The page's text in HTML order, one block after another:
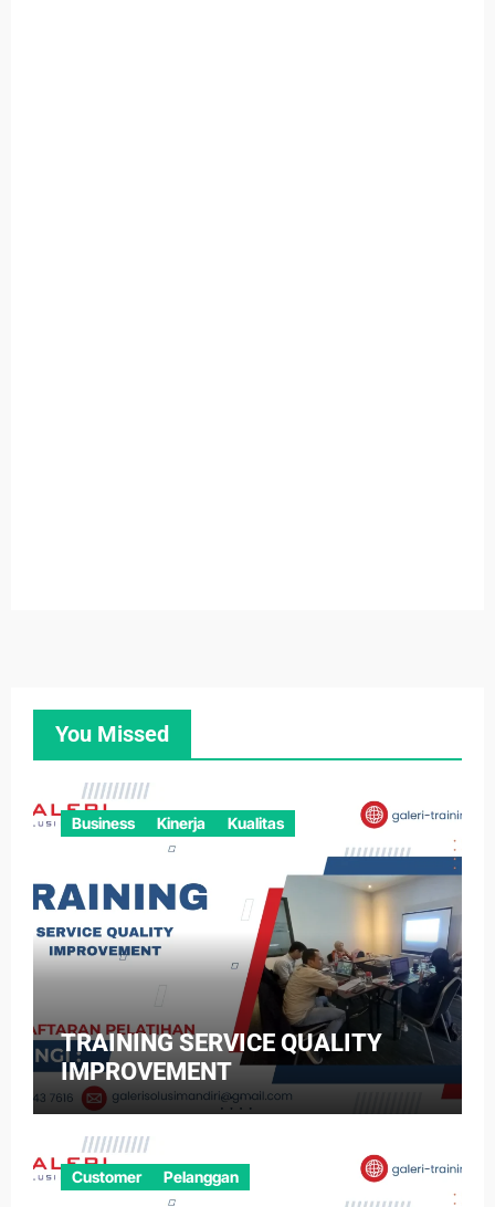
You Missed
Business Kinerja Kualitas
TRAINING SERVICE QUALITY
IMPROVEMENT
Customer Pelanggan